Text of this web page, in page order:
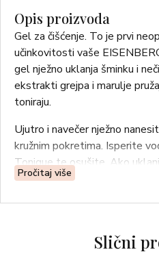
Opis proizvoda
Gel za čišćenje. To je prvi
učinkovitosti vaše
gel nježno uklanja šminku i
ekstrakti grejpa i marulje
toniraju.
Ujutro i navečer nježno
kružnim pokretima. Isperite
Tonique te osušite. Ako
proizvod na vlažnu blazinicu.
Pročitaj više
Slični